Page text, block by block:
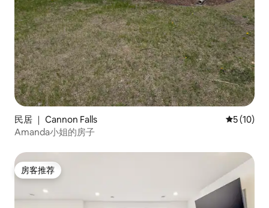
民居 ｜ Cannon Falls 平均评分
5 (10)
Amanda小姐的房子
房客推荐
房客推荐